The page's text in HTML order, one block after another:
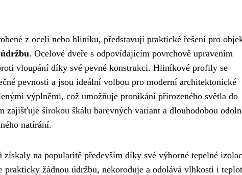
z oceli nebo hliníku, představují praktické řešení pro
. Ocelové dveře s odpovídajícím povrchově upravením
vloupání díky své pevné konstrukci. Hliníkové profily se
pevnosti a jsou ideální volbou pro moderní architektonické
výplněmi, což umožňuje pronikání přirozeného světla do
zajišťuje širokou škálu barevných variant a dlouhodobou
natírání.
na popularitě především díky své výborné tepelné
prakticky žádnou údržbu, nekoroduje a odolává vlhkosti i